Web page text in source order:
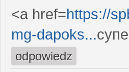
<a href=https://
mg-dapoks...
odpowiedz